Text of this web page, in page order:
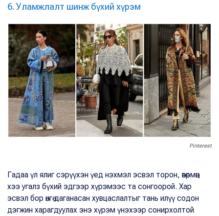
6. Уламжлалт шинж бүхий хүрэм
Pinterest
Гадаа үл ялиг сэрүүхэн үед нэхмэл эсвэл торон, өвөрмөц
хээ угалз бүхий эдгээр хүрэмээс та сонгоорой. Хар
эсвэл бор өнгө даганасан хувцаслалтыг тань илүү содон
дэгжин харагдуулах энэ хүрэм үнэхээр сонирхолтой